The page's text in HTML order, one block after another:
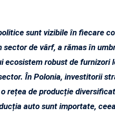
sunt vizibile în fiecare
de vârf, a rămas în
ecosistem robust de furnizori
În Polonia, investitorii
rețea de producție
auto sunt importate,